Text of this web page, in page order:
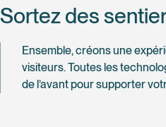
Sortez des
Ensemble, créons une
visiteurs. Toutes les
de l’avant pour supporter